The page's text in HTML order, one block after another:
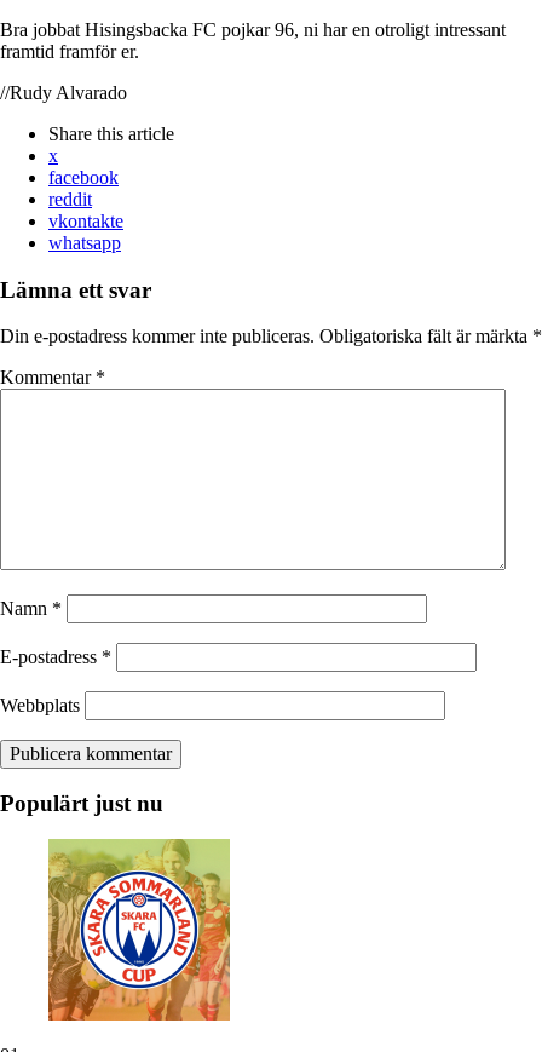
Bra jobbat Hisingsbacka FC pojkar 96, ni har en otroligt intressant
framtid framför er.
//Rudy Alvarado
Share this article
x
facebook
reddit
vkontakte
whatsapp
Lämna ett svar
Din e-postadress kommer inte publiceras. Obligatoriska fält är märkta *
Kommentar *
Namn *
E-postadress *
Webbplats
Populärt just nu